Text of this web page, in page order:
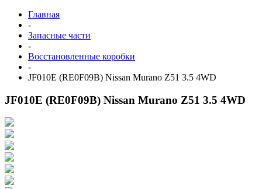
Главная
-
Запасные части
-
Восстановленные коробки
-
JF010E (RE0F09B) Nissan Murano Z51 3.5 4WD
JF010E (RE0F09B) Nissan Murano Z51 3.5 4WD